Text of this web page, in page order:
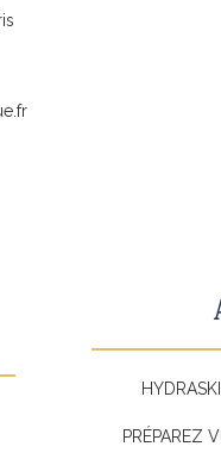
PRÉPAREZ